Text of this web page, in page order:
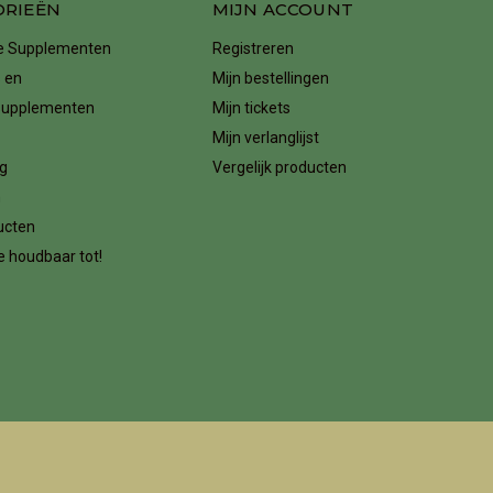
Supplementen
en
houdbaar tot!
MIJN ACCOUNT
Registreren
Mijn bestellingen
Mijn tickets
Mijn verlanglijst
Vergelijk producten